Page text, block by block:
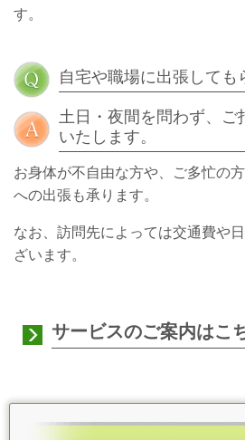
す。
自宅や職場に出張しても
土日・夜間を問わず、ご
いたします。
お身体が不自由な方や、ご多忙の
への出張も承ります。
なお、訪問先によっては交通費や
ざいます。
サービスのご案内はこ